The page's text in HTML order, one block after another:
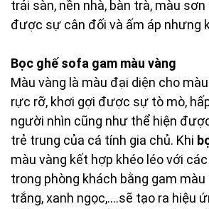
trải sàn, nền nhà, bàn trà, màu
được sự cân đối và ấm áp nhưng
Bọc ghế sofa gam màu vàng
Màu vàng là màu đại diện cho
rực rỡ, khơi gợi được sự tò mò,
người nhìn cũng như thể hiện
trẻ trung của cá tính gia chủ. Khi
màu vàng kết hợp khéo léo với
trong phòng khách bằng gam
trắng, xanh ngọc,....sẽ tạo ra hiệu